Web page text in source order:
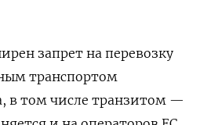
запрет на перевозку
транспортом
в том числе транзитом —